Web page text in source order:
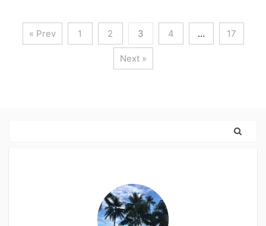
« Prev 1 2 3 4 … 17
Next »